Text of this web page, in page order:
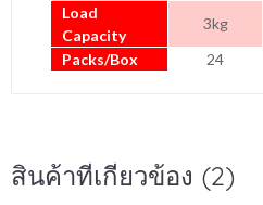
Load
Capacity
3kg
Packs/Box
24
สินค้าที่เกี่ยวข้อง (2)